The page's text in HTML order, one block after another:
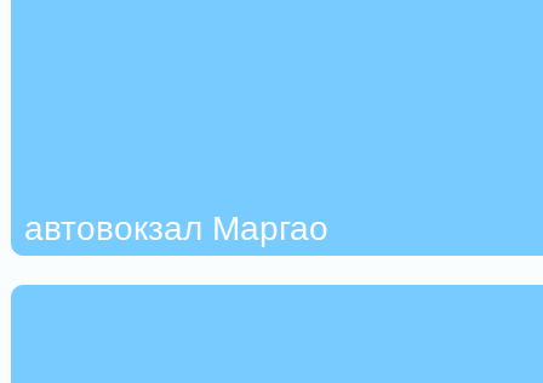
автовокзал Маргао